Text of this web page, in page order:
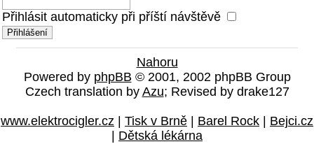
Přihlásit automaticky při příští návštěvě
Nahoru
Powered by phpBB © 2001, 2002 phpBB Group
Czech translation by Azu; Revised by drake127
www.elektrocigler.cz | Tisk v Brně | Barel Rock | Bejci.cz
| Dětská lékárna